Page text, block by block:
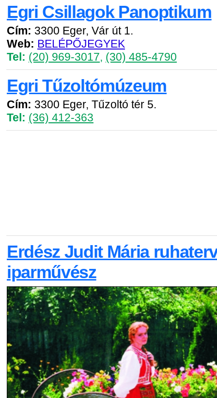
Egri Csillagok Panoptikum
Cím: 3300 Eger, Vár út 1.
Web: BELÉPŐJEGYEK
Tel: (20) 969-3017, (30) 485-4790
Egri Tűzoltómúzeum
Cím: 3300 Eger, Tűzoltó tér 5.
Tel: (36) 412-363
Erdész Judit Mária
iparművész